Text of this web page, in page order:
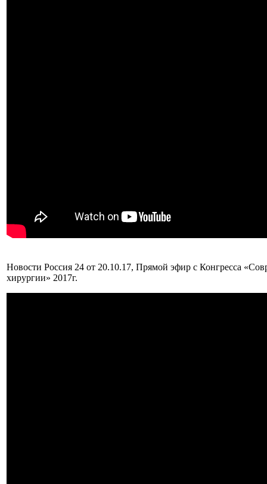
Новости Россия 24 от 20.10.17, Прямой эфир с Конгресса
хирургии» 2017г.